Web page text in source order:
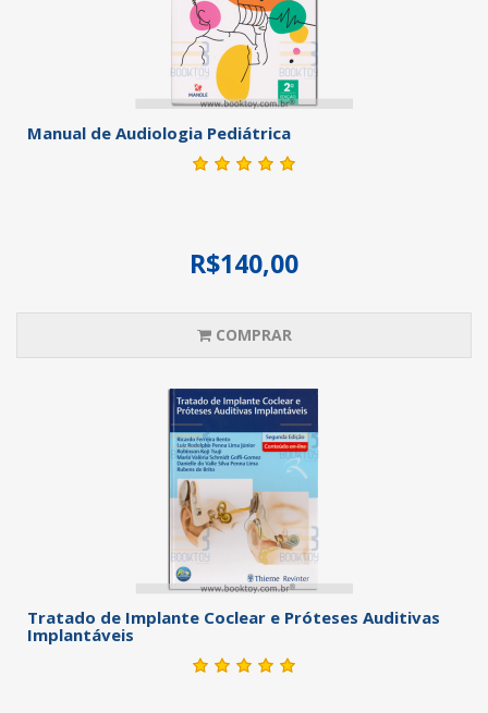
Manual de Audiologia Pediátrica
R$140,00
COMPRAR
Tratado de Implante Coclear e Próteses Auditivas
Implantáveis